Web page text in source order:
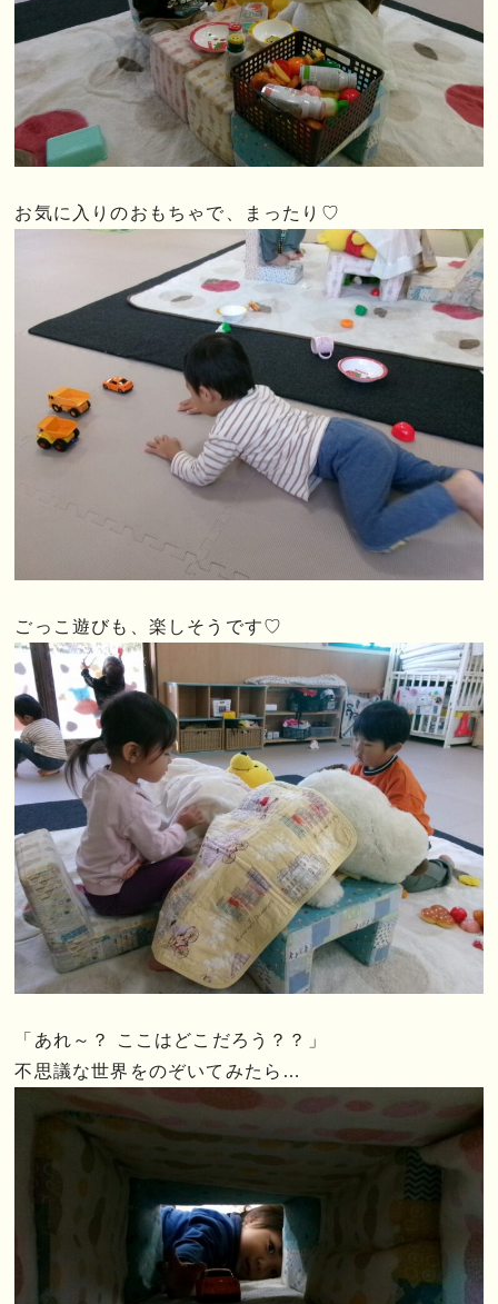
お気に入りのおもちゃで、まったり♡
ごっこ遊びも、楽しそうです♡
「あれ～？ ここはどこだろう？？」
不思議な世界をのぞいてみたら…